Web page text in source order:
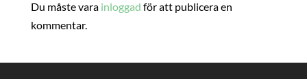
Du måste vara inloggad för att publicera en
kommentar.